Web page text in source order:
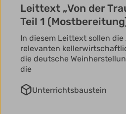
Leittext „Von der
Teil 1
In diesem Leittext sollen
relevanten
die deutsche
die
Unterrichtsbaustein